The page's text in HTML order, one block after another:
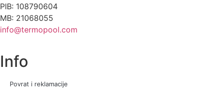
PIB: 108790604
MB: 21068055
info@termopool.com
Info
Povrat i reklamacije